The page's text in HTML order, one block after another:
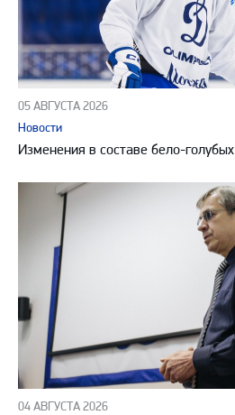
05 АВГУСТА 2026
Новости
Изменения в составе бело-голубых
04 АВГУСТА 2026